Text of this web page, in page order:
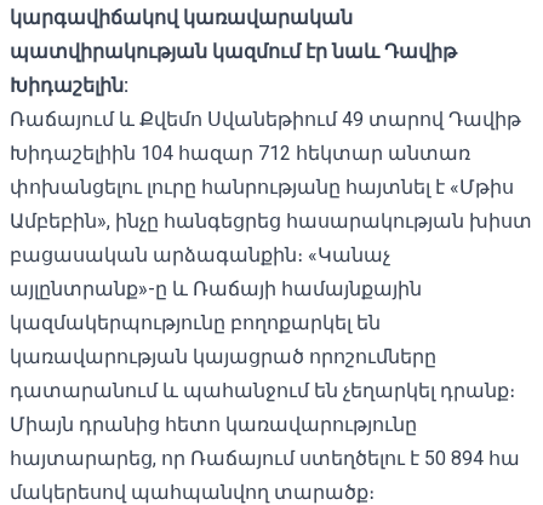
կարգավիճակով կառավարական
պատվիրակության կազմում էր նաև Դավիթ
Խիդաշելին:
Ռաճայում և Քվեմո Սվանեթիում 49 տարով Դավիթ
Խիդաշելիին 104 հազար 712 հեկտար անտառ
փոխանցելու լուրը հանրությանը հայտնել է «Մթիս
Ամբեբին», ինչը հանգեցրեց հասարակության խիստ
բացասական արձագանքին։ «Կանաչ
այլընտրանք»-ը և Ռաճայի համայնքային
կազմակերպությունը բողոքարկել են
կառավարության կայացրած որոշումները
դատարանում և պահանջում են չեղարկել դրանք։
Միայն դրանից հետո կառավարությունը
հայտարարեց, որ Ռաճայում ստեղծելու է 50 894 հա
մակերեսով պահպանվող տարածք։